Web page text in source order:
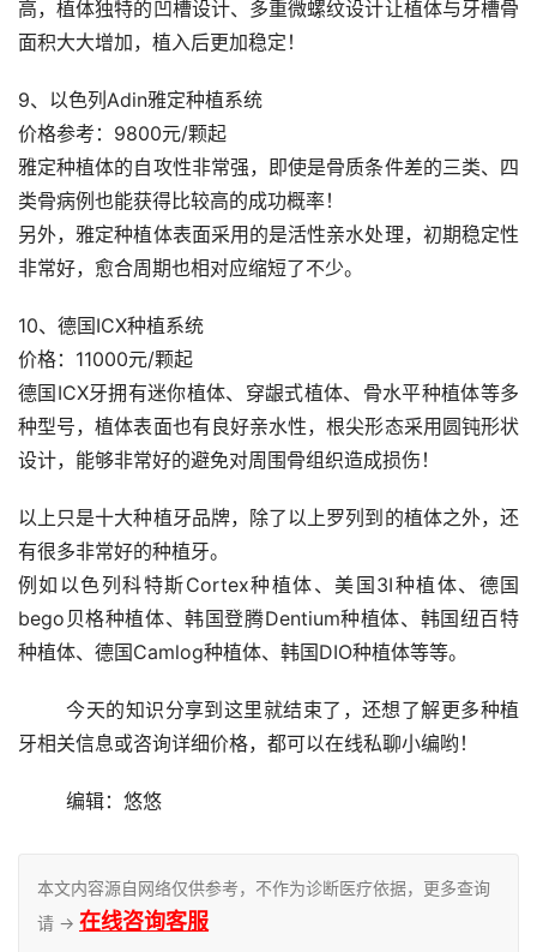
高，植体独特的凹槽设计、多重微螺纹设计让植体与牙槽骨
面积大大增加，植入后更加稳定！
9、以色列Adin雅定种植系统
价格参考：9800元/颗起
雅定种植体的自攻性非常强，即使是骨质条件差的三类、四
类骨病例也能获得比较高的成功概率！
另外，雅定种植体表面采用的是活性亲水处理，初期稳定性
非常好，愈合周期也相对应缩短了不少。
10、德国ICX种植系统
价格：11000元/颗起
德国ICX牙拥有迷你植体、穿龈式植体、骨水平种植体等多
种型号，植体表面也有良好亲水性，根尖形态采用圆钝形状
设计，能够非常好的避免对周围骨组织造成损伤！
以上只是十大种植牙品牌，除了以上罗列到的植体之外，还
有很多非常好的种植牙。
例如以色列科特斯Cortex种植体、美国3I种植体、德国
bego贝格种植体、韩国登腾Dentium种植体、韩国纽百特
种植体、德国Camlog种植体、韩国DIO种植体等等。
	今天的知识分享到这里就结束了，还想了解更多种植
牙相关信息或咨询详细价格，都可以在线私聊小编哟！
	编辑：悠悠
本文内容源自网络仅供参考，不作为诊断医疗依据，更多查询
请 → 在线咨询客服